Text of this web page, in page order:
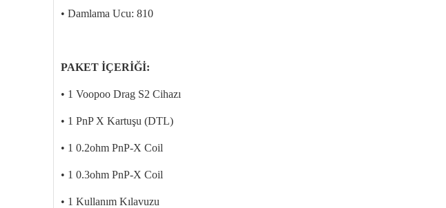
• Damlama Ucu: 810
PAKET İÇERİĞİ:
• 1 Voopoo Drag S2 Cihazı
• 1 PnP X Kartuşu (DTL)
• 1 0.2ohm PnP-X Coil
• 1 0.3ohm PnP-X Coil
• 1 Kullanım Kılavuzu